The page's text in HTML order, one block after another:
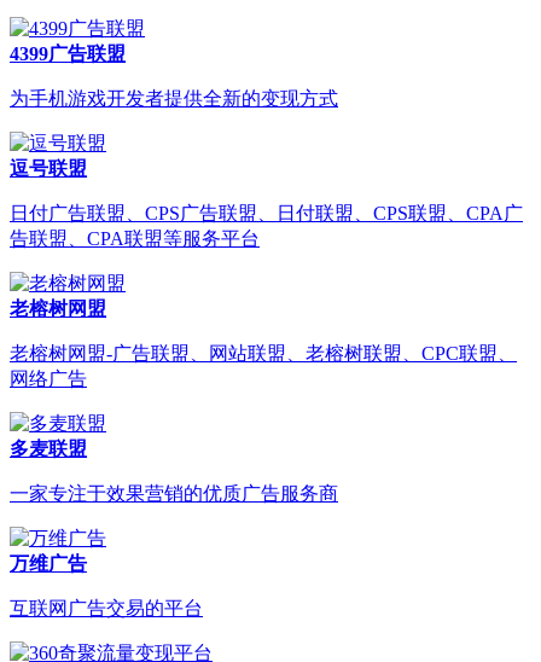
4399广告联盟
为手机游戏开发者提供全新的变现方式
逗号联盟
日付广告联盟、CPS广告联盟、日付联盟、CPS联盟、CPA广
告联盟、CPA联盟等服务平台
老榕树网盟
老榕树网盟-广告联盟、网站联盟、老榕树联盟、CPC联盟、
网络广告
多麦联盟
一家专注于效果营销的优质广告服务商
万维广告
互联网广告交易的平台